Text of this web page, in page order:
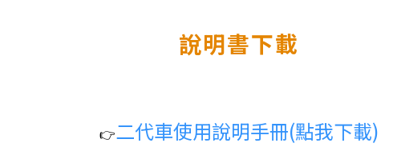
說明書下載
👉️二代車使用說明手冊(點我下載)